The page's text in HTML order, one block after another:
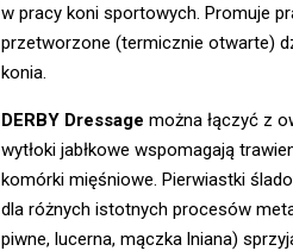
w pracy koni sportowych. Promuje
przetworzone (termicznie otwarte)
konia.
DERBY Dressage można łączyć z
wytłoki jabłkowe wspomagają
komórki mięśniowe. Pierwiastki
dla różnych istotnych procesów
piwne, lucerna, mączka lniana)